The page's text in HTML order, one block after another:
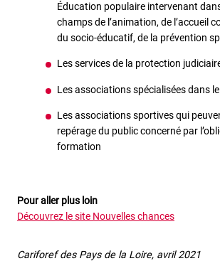
Éducation populaire intervenant
champs de l’animation, de l’accueil
du socio-éducatif, de la prévention
Les services de la protection
Les associations spécialisées dans
Les associations sportives qui
repérage du public concerné par
formation
Pour aller plus loin
Découvrez le site Nouvelles chances
Cariforef des Pays de la Loire, avril 2021